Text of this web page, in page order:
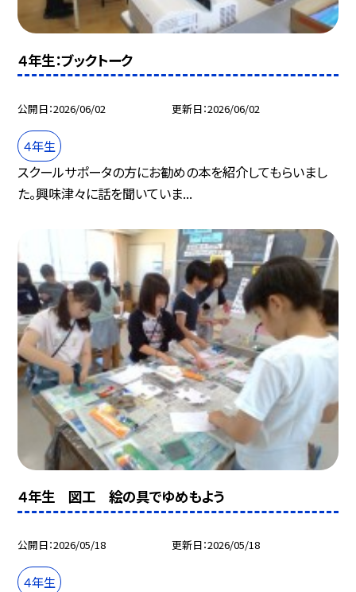
４年生：ブックトーク
公開日 2026/06/02 更新日 2026/06/02
４年生
スクールサポータの方にお勧めの本を紹介してもらいまし
た。興味津々に話を聞いていま...
４年生 図工 絵の具でゆめもよう
公開日 2026/05/18 更新日 2026/05/18
４年生